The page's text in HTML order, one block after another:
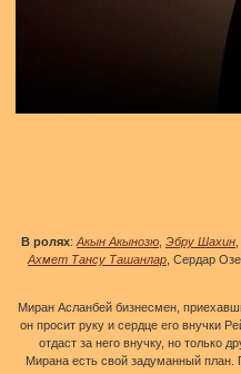
В ролях: Акын Акынозю Эбру Шахин
Ахмет Тансу Ташанлар , Сердар
Миран Асланбей бизнесмен,
он просит руку и сердце его внучки
отдаст за него внучку, но только
Мирана есть свой задуманный план.